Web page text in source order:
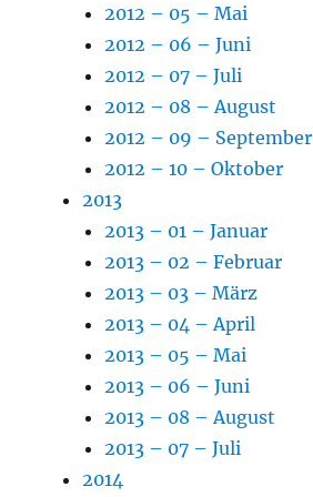
2012 – 05 – Mai
2012 – 06 – Juni
2012 – 07 – Juli
2012 – 08 – August
2012 – 09 – September
2012 – 10 – Oktober
2013
2013 – 01 – Januar
2013 – 02 – Februar
2013 – 03 – März
2013 – 04 – April
2013 – 05 – Mai
2013 – 06 – Juni
2013 – 08 – August
2013 – 07 – Juli
2014